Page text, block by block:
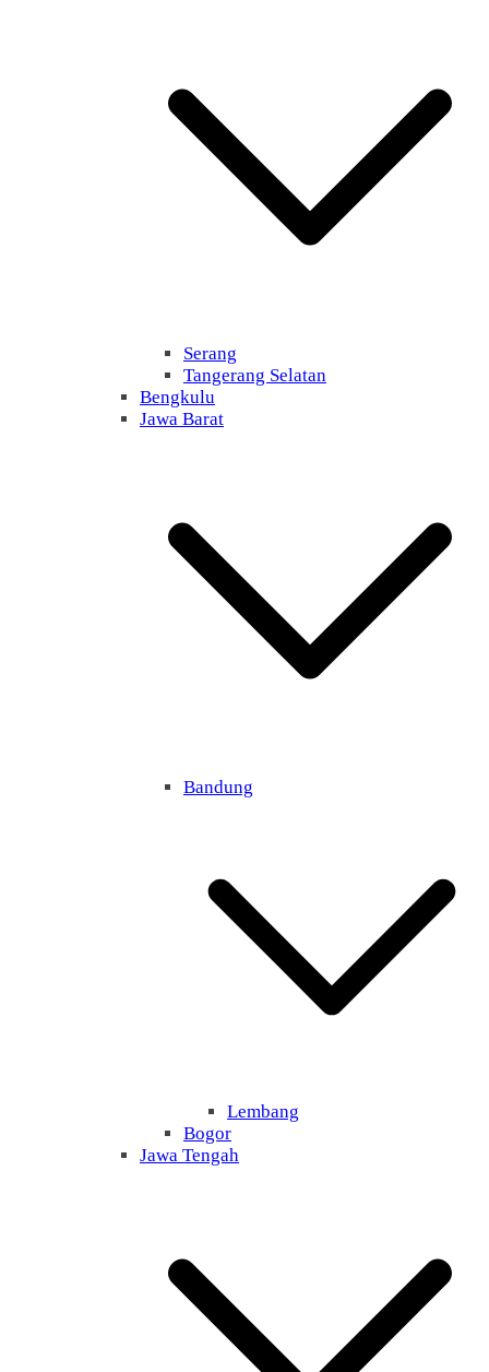
Serang
Tangerang Selatan
Bengkulu
Jawa Barat
Bandung
Lembang
Bogor
Jawa Tengah